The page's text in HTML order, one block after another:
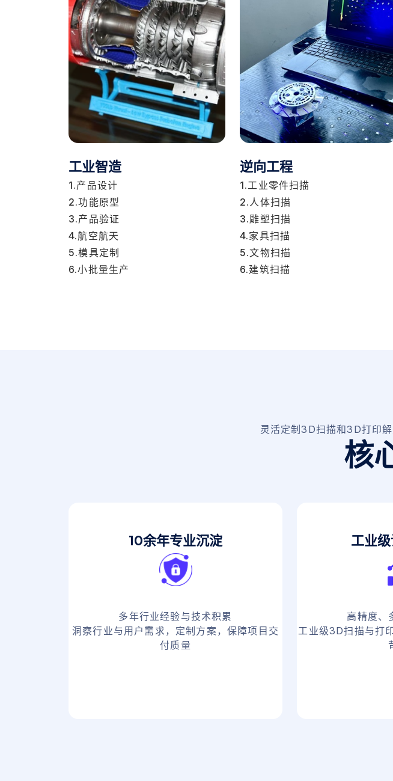
工业智造
1.产品设计
2.功能原型
3.产品验证
4.航空航天
5.模具定制
6.小批量生产
逆向工程
1.工业零件扫描
2.人体扫描
3.雕塑扫描
4.家具扫描
5.文物扫描
6.建筑扫描
灵活定制3D扫描和3D打印
核
10余年专业沉淀
多年行业经验与技术积累
洞察行业与用户需求，定制方案，保障项目交
付质量
工业
高精度、
工业级3D扫描与打